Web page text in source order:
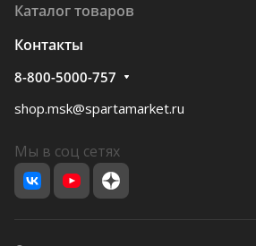
Каталог товаров
Контакты
8-800-5000-757
shop.msk@spartamarket.ru
Мы в соц сетях